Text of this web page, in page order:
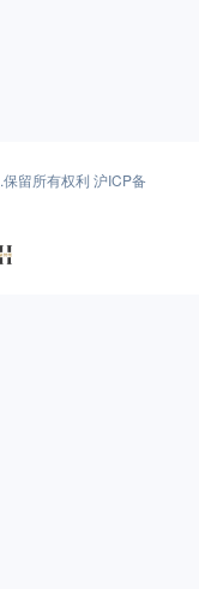
.保留所有权利沪ICP备